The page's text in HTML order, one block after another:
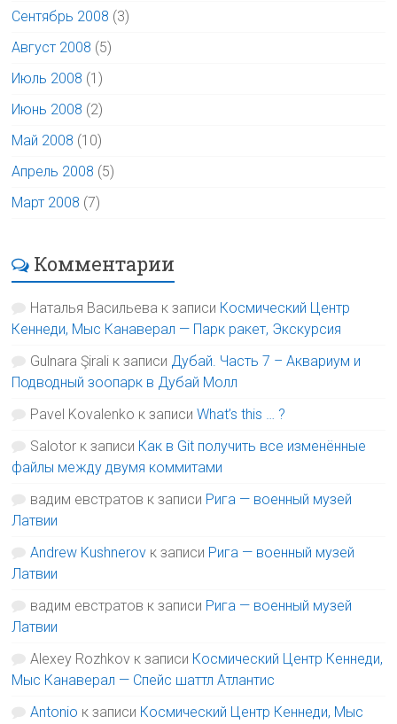
Сентябрь 2008 (3)
Август 2008 (5)
Июль 2008 (1)
Июнь 2008 (2)
Май 2008 (10)
Апрель 2008 (5)
Март 2008 (7)
Комментарии
Наталья Васильева к записи Космический Центр
Кеннеди, Мыс Канаверал — Парк ракет, Экскурсия
Gulnara Şirali к записи Дубай. Часть 7 – Аквариум и
Подводный зоопарк в Дубай Молл
Pavel Kovalenko к записиWhat’s this … ?
Salotor к записи Как в Git получить все изменённые
файлы между двумя коммитами
вадим евстратов к записи Рига — военный музей
Латвии
Andrew Kushnerov к записи Рига — военный музей
Латвии
вадим евстратов к записи Рига — военный музей
Латвии
Alexey Rozhkov к записи Космический Центр Кеннеди,
Мыс Канаверал — Спейс шаттл Атлантис
Antonio к записи Космический Центр Кеннеди, Мыс